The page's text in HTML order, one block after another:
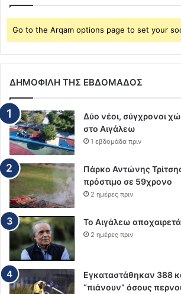
Go to the Arqam options page to set your
ΔΗΜΟΦΙΛΗ ΤΗΣ ΕΒΔΟΜΑΔΟΣ
Δύο νέοι, σύγχρονοι
στο Αιγάλεω
1 εβδομάδα πριν
Πάρκο Αντώνης
πρόστιμο σε 59χρονο
2 ημέρες πριν
Το Αιγάλεω
2 ημέρες πριν
Εγκαταστάθηκαν 388
“πιάνουν” όσους